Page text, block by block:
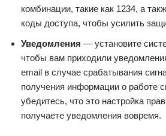
комбинации, такие как 1234, а
коды доступа, чтобы усилить
Уведомления — установите
чтобы вам приходили
email в случае срабатывания
получения информации о работе
убедитесь, что это настройка
получаете уведомления вовремя.